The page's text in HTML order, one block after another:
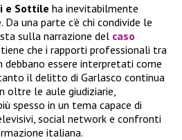
e Sottile ha inevitabilmente
una parte c’è chi condivide le
sulla narrazione del caso
che i rapporti professionali tra
essere interpretati come
il delitto di Garlasco continua
oltre le aule giudiziarie,
spesso in un tema capace di
social network e confronti
italiana.